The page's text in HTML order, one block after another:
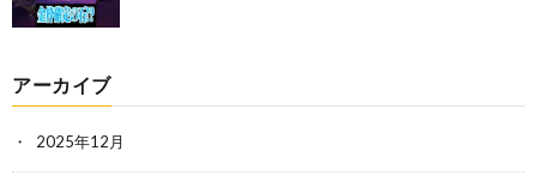
アーカイブ
2025年12月